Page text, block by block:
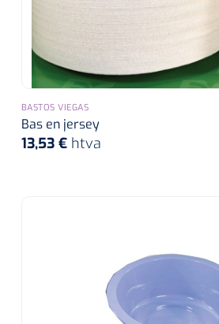
BASTOS VIEGAS
Bas en jersey
13,53 € htva